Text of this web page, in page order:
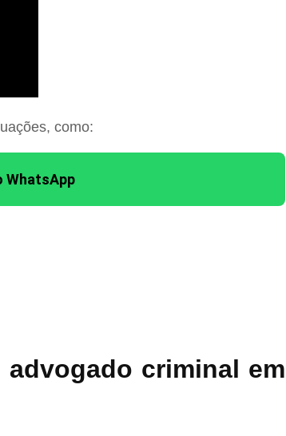
como:
WhatsApp
criminal em